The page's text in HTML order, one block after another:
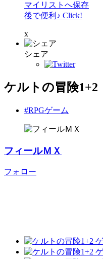
マイリストへ保存
後で便利♪ Click!
x
シェア
ケルトの冒険1+2
#RPGゲーム
フィールＭＸ
フォロー